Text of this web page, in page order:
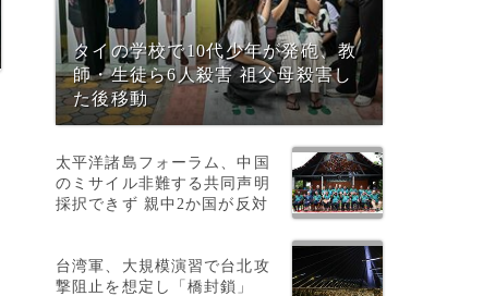
タイの学校で10代少年が発砲、教
師・生徒ら6人殺害 祖父母殺害し
た後移動
太平洋諸島フォーラム、中国
のミサイル非難する共同声明
採択できず 親中2か国が反対
台湾軍、大規模演習で台北攻
撃阻止を想定し「橋封鎖」